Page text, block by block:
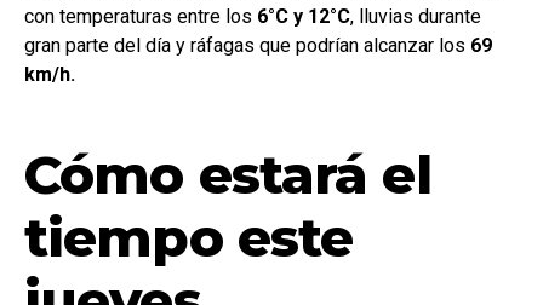
con temperaturas entre los 6°C y 12°C, lluvias durante
gran parte del día y ráfagas que podrían alcanzar los 69
km/h.
Cómo estará el
tiempo este